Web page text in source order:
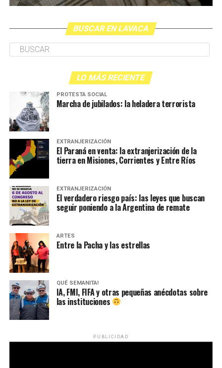
BUSCAR EN LAVACA
LO MÁS RECIENTE
PROTESTA SOCIAL
Marcha de jubilados: la heladera terrorista
EXTRANJERIZACIÓN
El Paraná en venta: la extranjerización de la
tierra en Misiones, Corrientes y Entre Ríos
EXTRANJERIZACIÓN
El verdadero riesgo país: las leyes que buscan
seguir poniendo a la Argentina de remate
ARTES
Entre la Pacha y las estrellas
QUÉ SEMANITA!
IA, FMI, FIFA y otras pequeñas anécdotas sobre
las instituciones
PUBLICIDAD